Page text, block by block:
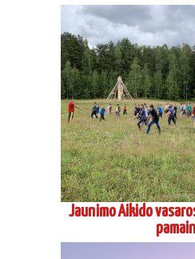
Jaunimo Aikido